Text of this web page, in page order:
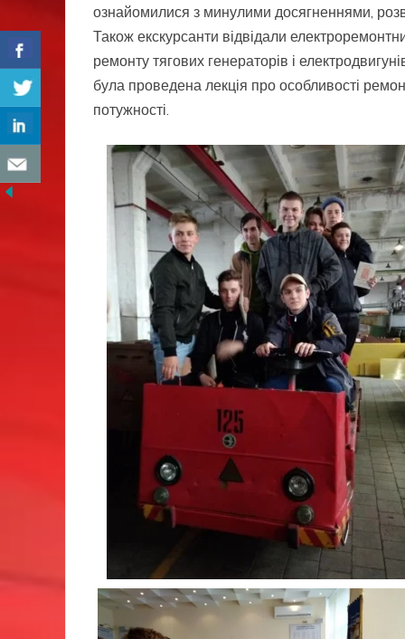
ознайомилися з минулими досягненнями,
Також екскурсанти відвідали
ремонту тягових генераторів і
була проведена лекція про особливості
потужності.